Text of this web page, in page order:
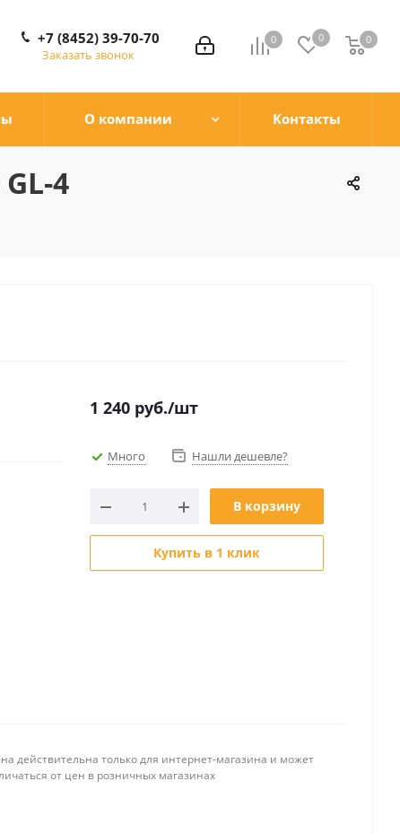
0 0 0
0
+7 (8452) 39-70-70
Заказать звонок
О компании Контакты
4
1 240 руб./шт
Много Нашли дешевле?
В корзину
Купить в 1 клик
действительна только для интернет-магазина и может
от цен в розничных магазинах